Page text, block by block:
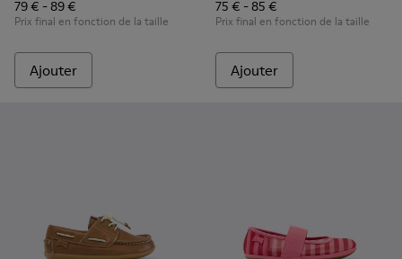
79 € - 89 €
Prix final en fonction de la taille
Ajouter
75 € - 85 €
Prix final en fonction de la taille
Ajouter